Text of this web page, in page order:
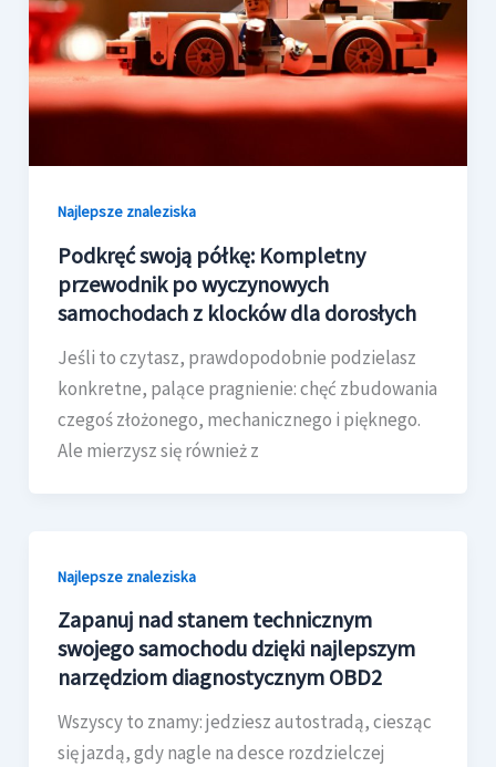
Najlepsze znaleziska
Podkręć swoją półkę: Kompletny
przewodnik po wyczynowych
samochodach z klocków dla dorosłych
Jeśli to czytasz, prawdopodobnie podzielasz
konkretne, palące pragnienie: chęć zbudowania
czegoś złożonego, mechanicznego i pięknego.
Ale mierzysz się również z
Najlepsze znaleziska
Zapanuj nad stanem technicznym
swojego samochodu dzięki najlepszym
narzędziom diagnostycznym OBD2
Wszyscy to znamy: jedziesz autostradą, ciesząc
się jazdą, gdy nagle na desce rozdzielczej